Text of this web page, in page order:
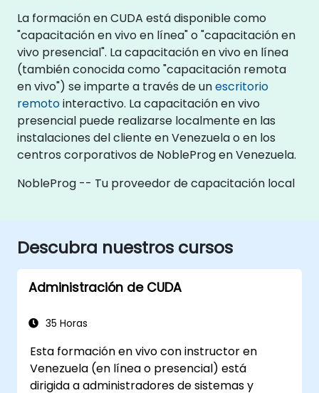
La formación en CUDA está disponible como
"capacitación en vivo en línea" o "capacitación en
vivo presencial". La capacitación en vivo en línea
(también conocida como "capacitación remota
en vivo") se imparte a través de unescritorio
remotointeractivo. La capacitación en vivo
presencial puede realizarse localmente en las
instalaciones del cliente en Venezuela o en los
centros corporativos de NobleProg en Venezuela.
NobleProg -- Tu proveedor de capacitación local
Descubra nuestros cursos
Administración de CUDA
35 Horas
Esta formación en vivo con instructor en
Venezuela (en línea o presencial) está
dirigida a administradores de sistemas y